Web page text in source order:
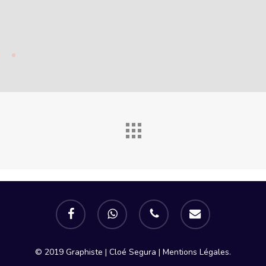
facebook whatsapp phone email
© 2019 Graphiste | Cloé Segura | Mentions Légales.